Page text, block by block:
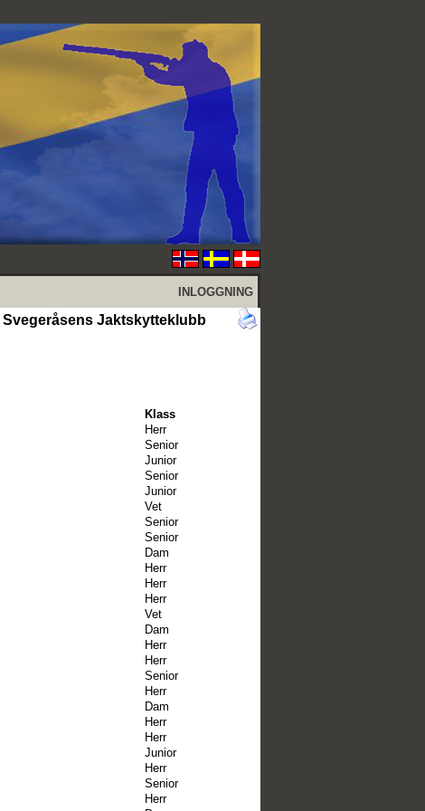
INLOGGNING
Jaktskytteklubb
Klass
Herr
Senior
Junior
Senior
Junior
Vet
Senior
Senior
Dam
Herr
Herr
Herr
Vet
Dam
Herr
Herr
Senior
Herr
Dam
Herr
Herr
Junior
Herr
Senior
Herr